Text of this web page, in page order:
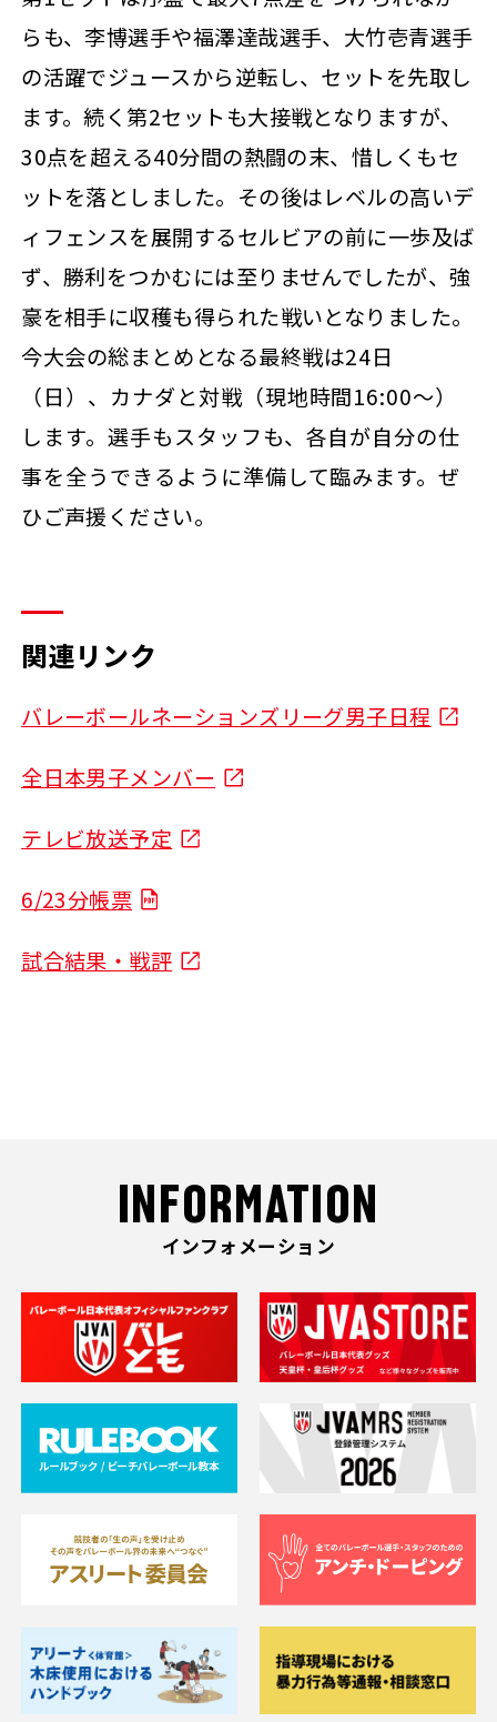
らも、李博選手や福澤達哉選手、大竹壱青選手
の活躍でジュースから逆転し、セットを先取し
ます。続く第2セットも大接戦となりますが、
30点を超える40分間の熱闘の末、惜しくもセ
ットを落としました。その後はレベルの高いデ
ィフェンスを展開するセルビアの前に一歩及ば
ず、勝利をつかむには至りませんでしたが、強
豪を相手に収穫も得られた戦いとなりました。
今大会の総まとめとなる最終戦は24日
（日）、カナダと対戦（現地時間16:00～）
します。選手もスタッフも、各自が自分の仕
事を全うできるように準備して臨みます。ぜ
ひご声援ください。
関連リンク
バレーボールネーションズリーグ男子日程
全日本男子メンバー
テレビ放送予定
6/23分帳票
試合結果・戦評
INFORMATION
インフォメーション